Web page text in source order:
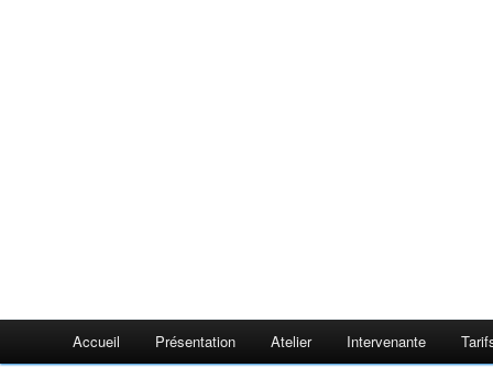
Accueil Présentation Atelier Intervenante